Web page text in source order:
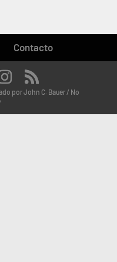
Contacto
por John C. Bauer / No